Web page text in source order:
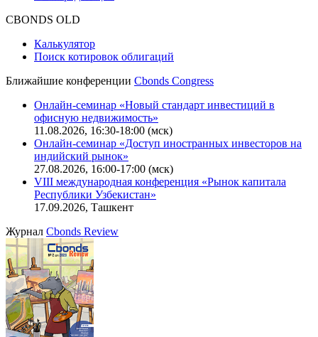
Оферта для юридических лиц
IT-аккредитация
Поиск котировок облигаций
Ближайшие конференцииCbonds Congress
Онлайн-семинар «Новый стандарт инвестиций в
офисную недвижимость»
11.08.2026, 16:30-18:00 (мск)
Онлайн-семинар «Доступ иностранных инвесторов на
индийский рынок»
VIII международная конференция «Рынок капитала
Республики Узбекистан»
17.09.2026, Ташкент
ЖурналCbonds Review